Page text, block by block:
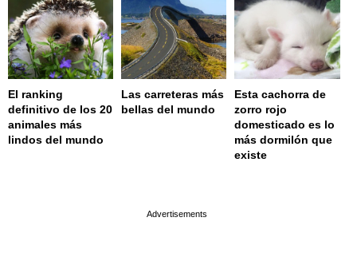
El ranking
definitivo de los 20
animales más
lindos del mundo
Las carreteras más
bellas del mundo
Esta cachorra de
zorro rojo
domesticado es lo
más dormilón que
existe